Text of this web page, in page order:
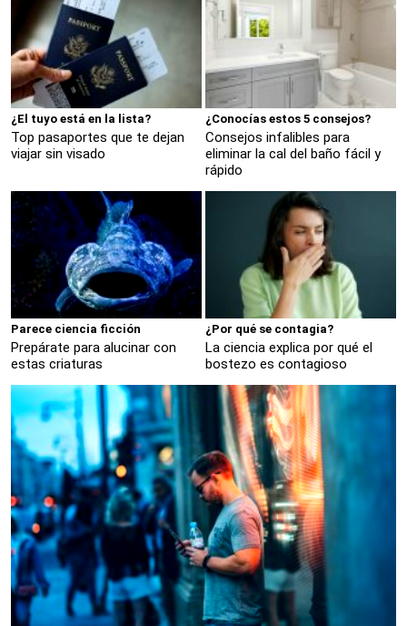
¿El tuyo está en la lista?
Top pasaportes que te dejan
viajar sin visado
¿Conocías estos 5 consejos?
Consejos infalibles para
eliminar la cal del baño fácil y
rápido
Parece ciencia ficción
Prepárate para alucinar con
estas criaturas
¿Por qué se contagia?
La ciencia explica por qué el
bostezo es contagioso